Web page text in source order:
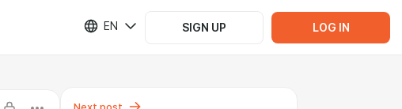
EN SIGN UP LOG IN